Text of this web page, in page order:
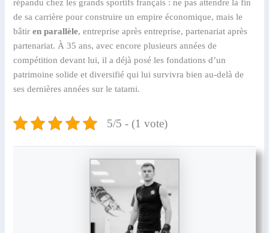
répandu chez les grands sportifs français : ne pas attendre la fin
de sa carrière pour construire un empire économique, mais le
bâtiren parallèle, entreprise après entreprise, partenariat après
partenariat. À 35 ans, avec encore plusieurs années de
compétition devant lui, il a déjà posé les fondations d’un
patrimoine solide et diversifié qui lui survivra bien au-delà de
ses dernières années sur le tatami.
5/5 - (1 vote)